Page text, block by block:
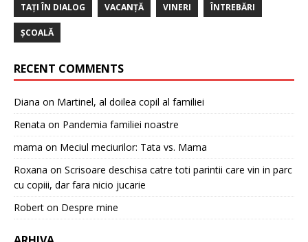
TAȚI ÎN DIALOG VACANȚĂ VINERI ÎNTREBĂRI
ȘCOALĂ
RECENT COMMENTS
Diana on Martinel, al doilea copil al familiei
Renata on Pandemia familiei noastre
mama on Meciul meciurilor: Tata vs. Mama
Roxana on Scrisoare deschisa catre toti parintii care vin in parc
cu copiii, dar fara nicio jucarie
Robert on Despre mine